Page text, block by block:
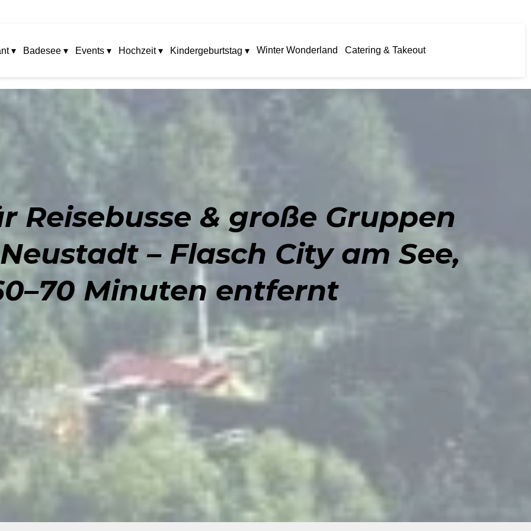
▾ Badesee ▾ Events ▾ Hochzeit ▾ Kindergeburtstag ▾ Winter Wonderland Catering & Takeout
Reisebusse & große Gruppen
– Flasch City am See,
Minuten entfernt